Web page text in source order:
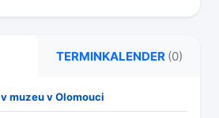
TERMINKALENDER (0)
muzeu v Olomouci